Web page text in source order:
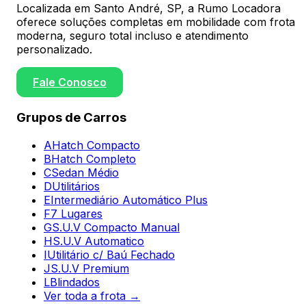
Localizada em Santo André, SP, a Rumo Locadora
oferece soluções completas em mobilidade com frota
moderna, seguro total incluso e atendimento
personalizado.
Fale Conosco
Grupos de Carros
AHatch Compacto
BHatch Completo
CSedan Médio
DUtilitários
EIntermediário Automático Plus
F7 Lugares
GS.U.V Compacto Manual
HS.U.V Automatico
IUtilitário c/ Baú Fechado
JS.U.V Premium
LBlindados
Ver toda a frota →